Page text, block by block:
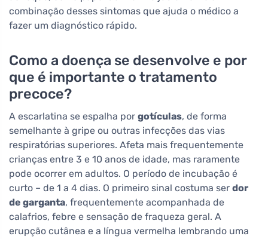
combinação desses sintomas que ajuda o médico a
fazer um diagnóstico rápido.
Como a doença se desenvolve e por
que é importante o tratamento
precoce?
A escarlatina se espalha por gotículas, de forma
semelhante à gripe ou outras infecções das vias
respiratórias superiores. Afeta mais frequentemente
crianças entre 3 e 10 anos de idade, mas raramente
pode ocorrer em adultos. O período de incubação é
curto – de 1 a 4 dias. O primeiro sinal costuma ser dor
de garganta, frequentemente acompanhada de
calafrios, febre e sensação de fraqueza geral. A
erupção cutânea e a língua vermelha lembrando uma